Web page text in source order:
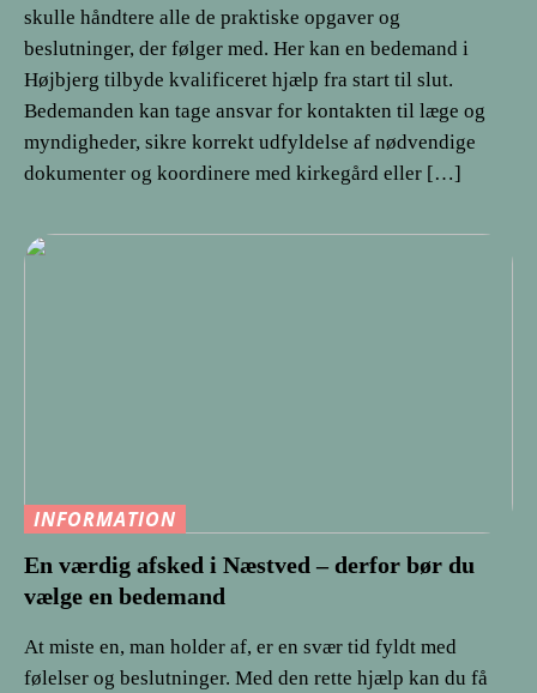
skulle håndtere alle de praktiske opgaver og
beslutninger, der følger med. Her kan en bedemand i
Højbjerg tilbyde kvalificeret hjælp fra start til slut.
Bedemanden kan tage ansvar for kontakten til læge og
myndigheder, sikre korrekt udfyldelse af nødvendige
dokumenter og koordinere med kirkegård eller […]
INFORMATION
En værdig afsked i Næstved – derfor bør du
vælge en bedemand
At miste en, man holder af, er en svær tid fyldt med
følelser og beslutninger. Med den rette hjælp kan du få